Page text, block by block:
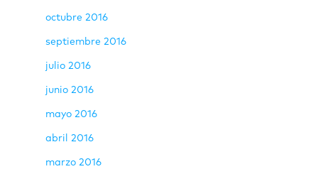
octubre 2016
septiembre 2016
julio 2016
junio 2016
mayo 2016
abril 2016
marzo 2016